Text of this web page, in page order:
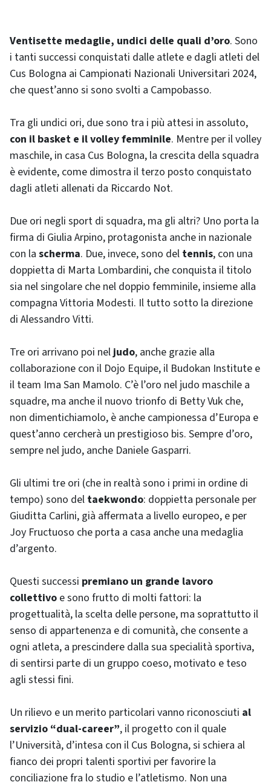
Ventisette medaglie, undici delle quali d’oro. Sono
i tanti successi conquistati dalle atlete e dagli atleti del
Cus Bologna ai Campionati Nazionali Universitari 2024,
che quest’anno si sono svolti a Campobasso.
Tra gli undici ori, due sono tra i più attesi in assoluto,
con il basket e il volley femminile. Mentre per il volley
maschile, in casa Cus Bologna, la crescita della squadra
è evidente, come dimostra il terzo posto conquistato
dagli atleti allenati da Riccardo Not.
Due ori negli sport di squadra, ma gli altri? Uno porta la
firma di Giulia Arpino, protagonista anche in nazionale
con la scherma. Due, invece, sono del tennis, con una
doppietta di Marta Lombardini, che conquista il titolo
sia nel singolare che nel doppio femminile, insieme alla
compagna Vittoria Modesti. Il tutto sotto la direzione
di Alessandro Vitti.
Tre ori arrivano poi neljudo, anche grazie alla
collaborazione con il Dojo Equipe, il Budokan Institute e
il team Ima San Mamolo. C’è l’oro nel judo maschile a
squadre, ma anche il nuovo trionfo di Betty Vuk che,
non dimentichiamolo, è anche campionessa d’Europa e
quest’anno cercherà un prestigioso bis. Sempre d’oro,
sempre nel judo, anche Daniele Gasparri.
Gli ultimi tre ori (che in realtà sono i primi in ordine di
tempo) sono del taekwondo: doppietta personale per
Giuditta Carlini, già affermata a livello europeo, e per
Joy Fructuoso che porta a casa anche una medaglia
d’argento.
Questi successi premiano un grande lavoro
collettivo e sono frutto di molti fattori: la
progettualità, la scelta delle persone, ma soprattutto il
senso di appartenenza e di comunità, che consente a
ogni atleta, a prescindere dalla sua specialità sportiva,
di sentirsi parte di un gruppo coeso, motivato e teso
agli stessi fini.
Un rilievo e un merito particolari vanno riconosciuti al
servizio “dual-career”, il progetto con il quale
l’Università, d’intesa con il Cus Bologna, si schiera al
fianco dei propri talenti sportivi per favorire la
conciliazione fra lo studio e l’atletismo. Non una